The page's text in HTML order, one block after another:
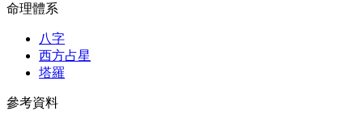
命理體系
八字
西方占星
塔羅
參考資料